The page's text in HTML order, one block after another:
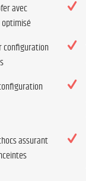
avec
configuration
assurant